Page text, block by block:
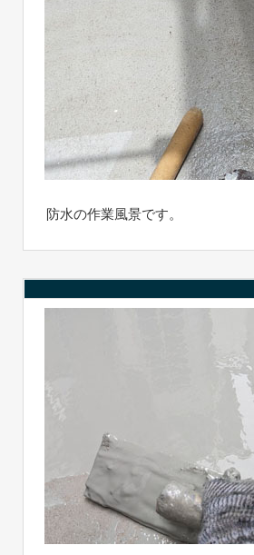
防水の作業風景です。